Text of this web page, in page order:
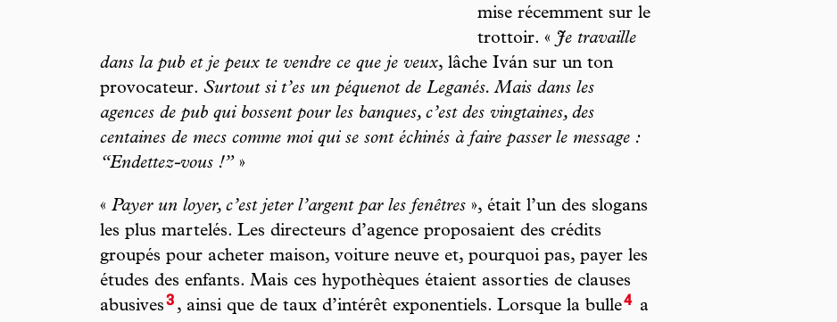
mise récemment sur le
trottoir. «Je travaille
dans la pub et je peux te vendre ce que je veux, lâche Iván sur un ton
provocateur. Surtout si t’es un péquenot de Leganés. Mais dans les
agences de pub qui bossent pour les banques, c’est des vingtaines, des
centaines de mecs comme moi qui se sont échinés à faire passer le message :
“Endettez-vous !” »
« Payer un loyer, c’est jeter l’argent par les fenêtres », était l’un des slogans
les plus martelés. Les directeurs d’agence proposaient des crédits
groupés pour acheter maison, voiture neuve et, pourquoi pas, payer les
études des enfants. Mais ces hypothèques étaient assorties de clauses
abusives3 , ainsi que de taux d’intérêt exponentiels. Lorsque la bulle4 a